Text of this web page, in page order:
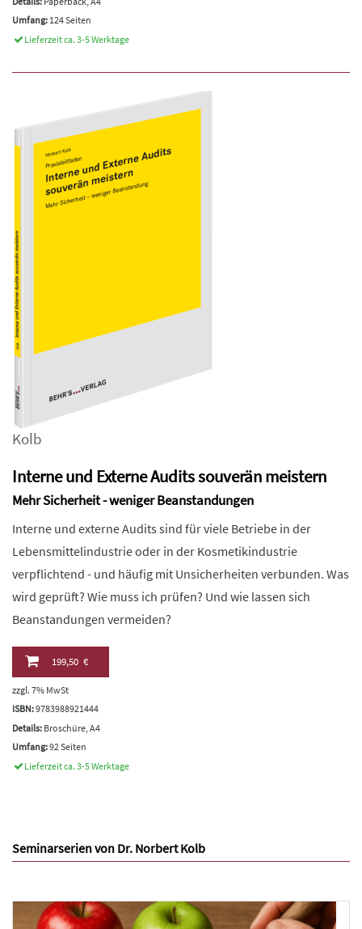
Umfang: 124 Seiten
Lieferzeit ca. 3-5 Werktage
Kolb
Interne und Externe Audits souverän meistern
Mehr Sicherheit - weniger Beanstandungen
Interne und externe Audits sind für viele Betriebe in der
Lebensmittelindustrie oder in der Kosmetikindustrie
verpflichtend - und häufig mit Unsicherheiten verbunden. Was
wird geprüft? Wie muss ich prüfen? Und wie lassen sich
Beanstandungen vermeiden?
199,50 €
zzgl. 7% MwSt
ISBN:9783988921444
Details: Broschüre, A4
Umfang:92 Seiten
Lieferzeit ca. 3-5 Werktage
Seminarserien von Dr. Norbert Kolb